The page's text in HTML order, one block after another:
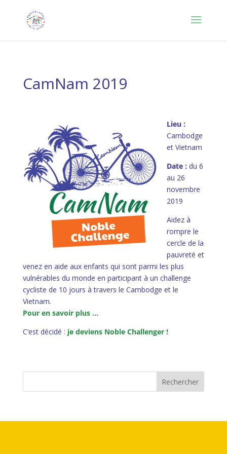
CamNam 2019
Lieu :
Cambodge
et Vietnam
Date : du 6
au 26
novembre
2019
Aidez à
rompre le
cercle de la
pauvreté et
venez en aide aux enfants qui sont parmi les plus
vulnérables du monde en participant à un challenge
cycliste de 10 jours à travers le Cambodge et le
Vietnam.
Pour en savoir plus …
C’est décidé : je deviens Noble Challenger !
Rechercher